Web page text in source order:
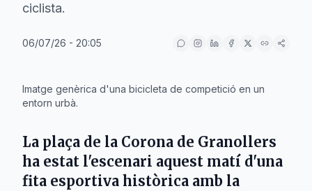
ciclista.
06/07/26 - 20:05
Imatge genèrica d'una bicicleta de competició en un
entorn urbà.
La plaça de la Corona de Granollers
ha estat l'escenari aquest matí d'una
fita esportiva històrica amb la